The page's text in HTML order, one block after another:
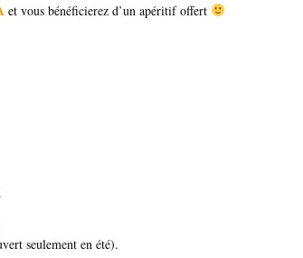
et vous bénéficierez d’un apéritif offert
seulement en été).